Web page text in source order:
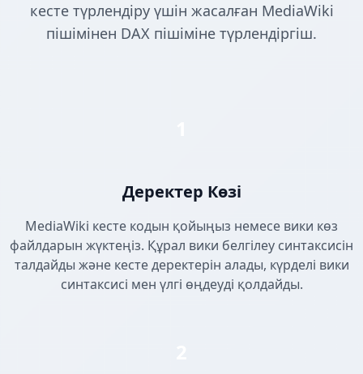
кесте түрлендіру үшін жасалған MediaWiki
пішімінен DAX пішіміне түрлендіргіш.
Деректер Көзі
MediaWiki кесте кодын қойыңыз немесе вики көз
файлдарын жүктеңіз. Құрал вики белгілеу синтаксисін
талдайды және кесте деректерін алады, күрделі вики
синтаксисі мен үлгі өңдеуді қолдайды.